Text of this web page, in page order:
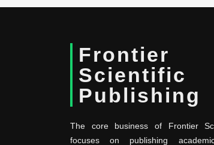
Frontier
Scientific
Publishing
The core business of Frontier
focuses on publishing